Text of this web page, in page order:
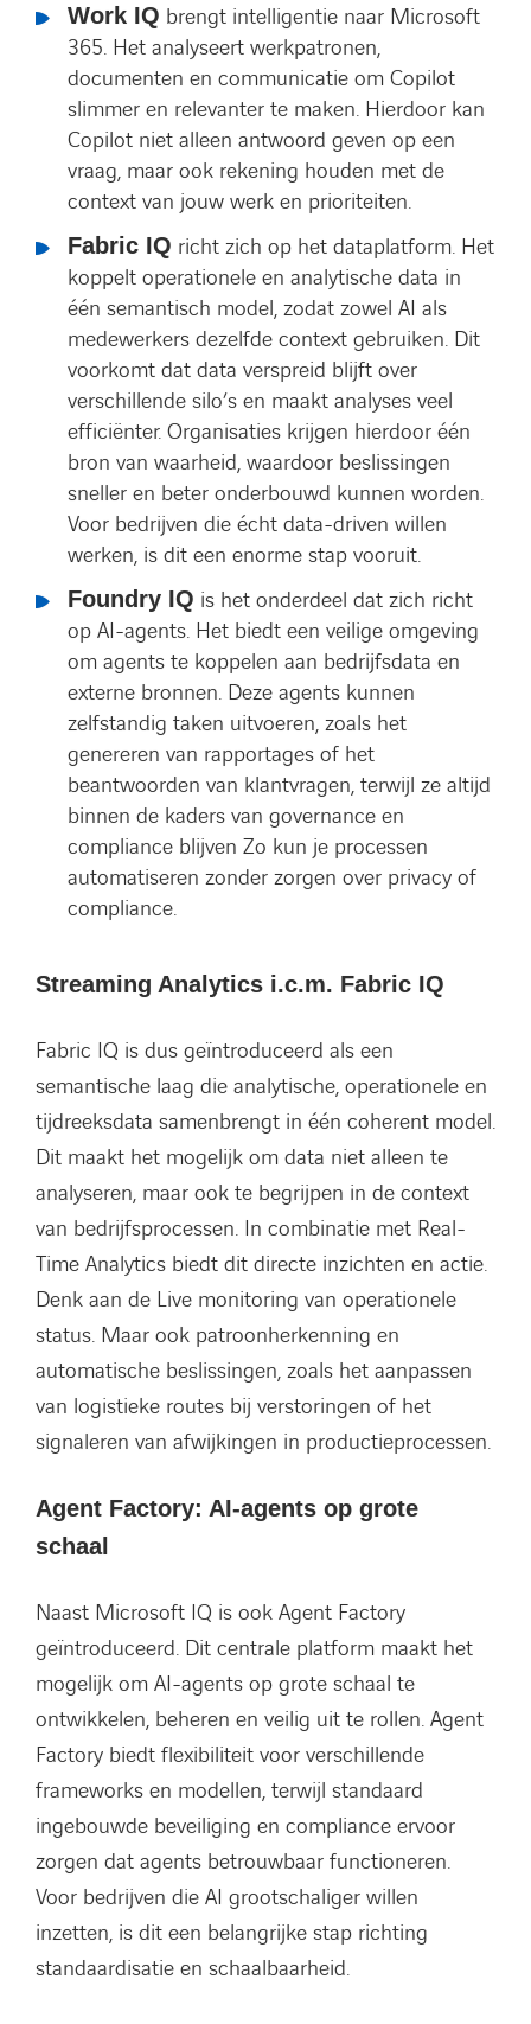
Work IQ brengt intelligentie naar Microsoft
365. Het analyseert werkpatronen,
documenten en communicatie om Copilot
slimmer en relevanter te maken. Hierdoor kan
Copilot niet alleen antwoord geven op een
vraag, maar ook rekening houden met de
context van jouw werk en prioriteiten.
Fabric IQ richt zich op het dataplatform. Het
koppelt operationele en analytische data in
één semantisch model, zodat zowel AI als
medewerkers dezelfde context gebruiken. Dit
voorkomt dat data verspreid blijft over
verschillende silo’s en maakt analyses veel
efficiënter. Organisaties krijgen hierdoor één
bron van waarheid, waardoor beslissingen
sneller en beter onderbouwd kunnen worden.
Voor bedrijven die écht data-driven willen
werken, is dit een enorme stap vooruit.
Foundry IQ is het onderdeel dat zich richt
op AI-agents. Het biedt een veilige omgeving
om agents te koppelen aan bedrijfsdata en
externe bronnen. Deze agents kunnen
zelfstandig taken uitvoeren, zoals het
genereren van rapportages of het
beantwoorden van klantvragen, terwijl ze altijd
binnen de kaders van governance en
compliance blijven Zo kun je processen
automatiseren zonder zorgen over privacy of
compliance.
Streaming Analytics i.c.m. Fabric IQ
Fabric IQ is dus geïntroduceerd als een
semantische laag die analytische, operationele en
tijdreeksdata samenbrengt in één coherent model.
Dit maakt het mogelijk om data niet alleen te
analyseren, maar ook te begrijpen in de context
van bedrijfsprocessen. In combinatie met Real-
Time Analytics biedt dit directe inzichten en actie.
Denk aan de Live monitoring van operationele
status. Maar ook patroonherkenning en
automatische beslissingen, zoals het aanpassen
van logistieke routes bij verstoringen of het
signaleren van afwijkingen in productieprocessen.
Agent Factory: AI-agents op grote
schaal
Naast Microsoft IQ is ook Agent Factory
geïntroduceerd. Dit centrale platform maakt het
mogelijk om AI-agents op grote schaal te
ontwikkelen, beheren en veilig uit te rollen. Agent
Factory biedt flexibiliteit voor verschillende
frameworks en modellen, terwijl standaard
ingebouwde beveiliging en compliance ervoor
zorgen dat agents betrouwbaar functioneren.
Voor bedrijven die AI grootschaliger willen
inzetten, is dit een belangrijke stap richting
standaardisatie en schaalbaarheid.